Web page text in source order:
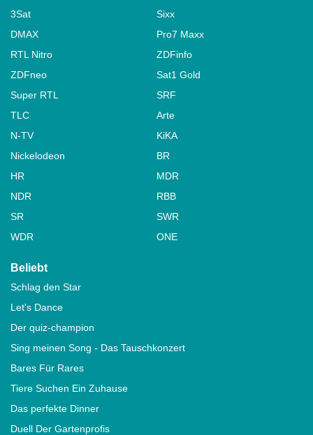
3Sat
Sixx
DMAX
Pro7 Maxx
RTL Nitro
ZDFinfo
ZDFneo
Sat1 Gold
Super RTL
SRF
TLC
Arte
N-TV
KiKA
Nickelodeon
BR
HR
MDR
NDR
RBB
SR
SWR
WDR
ONE
Beliebt
Schlag den Star
Let's Dance
Der quiz-champion
Sing meinen Song - Das Tauschkonzert
Bares Für Rares
Tiere Suchen Ein Zuhause
Das perfekte Dinner
Duell Der Gartenprofis